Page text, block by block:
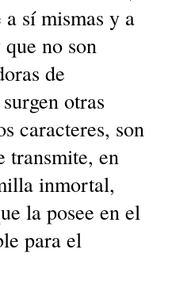
a sí mismas y a
no son
de
otras
caracteres, son
transmite, en
inmortal,
la posee en el
para el